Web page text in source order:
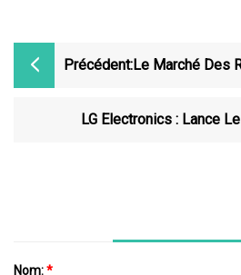
Précédent:Le Marché Des
Remarquable
LG Electronics : Lance
Nom:*